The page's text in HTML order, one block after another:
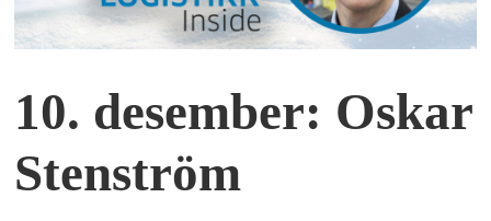
10. desember: Oskar
Stenström